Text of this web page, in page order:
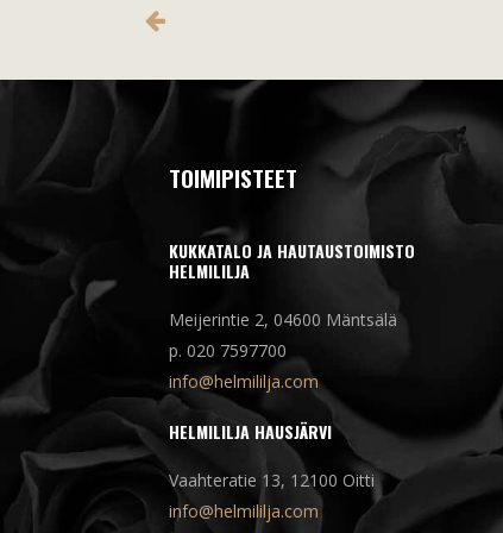
TOIMIPISTEET
KUKKATALO JA HAUTAUSTOIMISTO
HELMILILJA
Meijerintie 2, 04600 Mäntsälä
p. 020 7597700
info@helmililja.com
HELMILILJA HAUSJÄRVI
Vaahteratie 13, 12100 Oitti
info@helmililja.com